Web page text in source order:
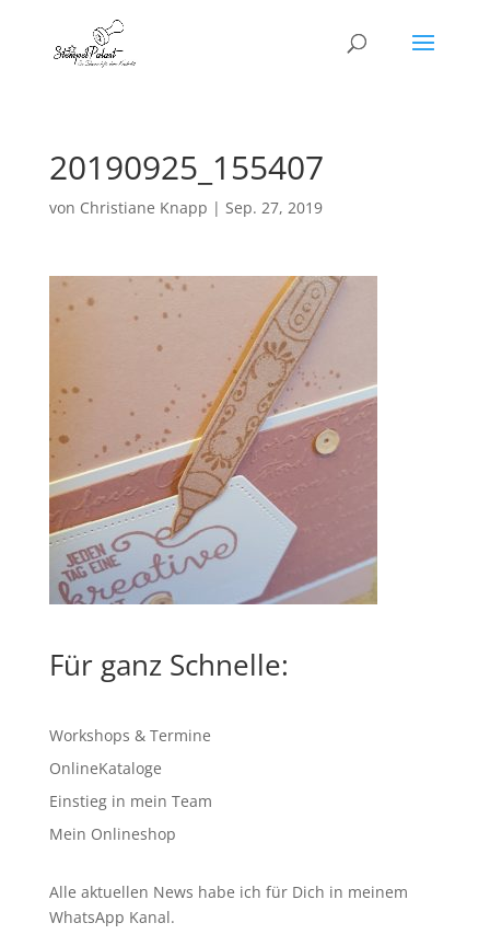
20190925_155407
von Christiane Knapp | Sep. 27, 2019
Für ganz Schnelle:
Workshops & Termine
OnlineKataloge
Einstieg in mein Team
Mein Onlineshop
Alle aktuellen News habe ich für Dich in meinem
WhatsApp Kanal.